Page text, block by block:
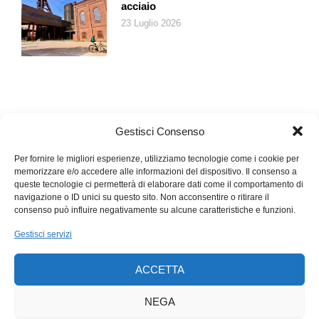
Gestisci Consenso
Per fornire le migliori esperienze, utilizziamo tecnologie come i cookie per
memorizzare e/o accedere alle informazioni del dispositivo. Il consenso a
queste tecnologie ci permetterà di elaborare dati come il comportamento di
navigazione o ID unici su questo sito. Non acconsentire o ritirare il
consenso può influire negativamente su alcune caratteristiche e funzioni.
Gestisci servizi
ACCETTA
NEGA
Cosa rappresenta Migros per lei?
Migros rappresenta una parte importante della mia vita. È il
luogo in cui lavoro da venticinque anni!
acciaio
23 Luglio 2026